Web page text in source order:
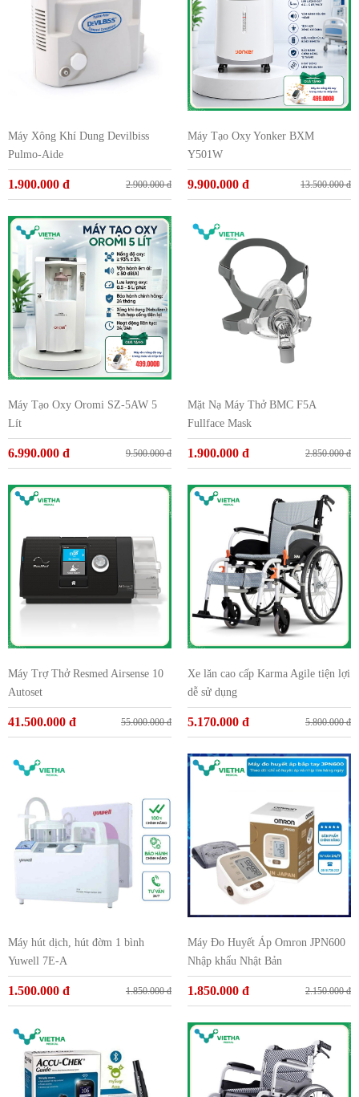
Máy Xông Khí Dung Devilbiss
Pulmo-Aide
1.900.000 đ 2.900.000 đ
Máy Tạo Oxy Yonker BXM
Y501W
9.900.000 đ 13.500.000 đ
Máy Tạo Oxy Oromi SZ-5AW 5
Lít
6.990.000 đ 9.500.000 đ
Mặt Nạ Máy Thở BMC F5A
Fullface Mask
1.900.000 đ 2.850.000 đ
Máy Trợ Thở Resmed Airsense 10
Autoset
41.500.000 đ 55.000.000 đ
Xe lăn cao cấp Karma Agile tiện lợi
dễ sử dụng
5.170.000 đ 5.800.000 đ
Máy hút dịch, hút đờm 1 bình
Yuwell 7E-A
1.500.000 đ 1.850.000 đ
Máy Đo Huyết Áp Omron JPN600
Nhập khẩu Nhật Bản
1.850.000 đ 2.150.000 đ